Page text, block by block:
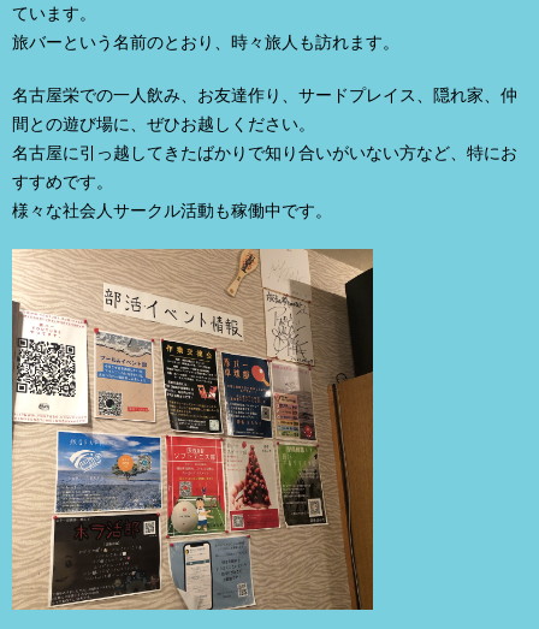
ています。
旅バーという名前のとおり、時々旅人も訪れます。
名古屋栄での一人飲み、お友達作り、サードプレイス、隠れ家、仲
間との遊び場に、ぜひお越しください。
名古屋に引っ越してきたばかりで知り合いがいない方など、特にお
すすめです。
様々な社会人サークル活動も稼働中です。